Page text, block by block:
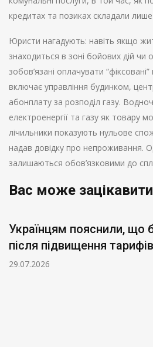
кредитах та позиках складали
Юристи нагадують: навіть якщо
знаходиться в зоні бойових дій чи
зобов’язані оплачувати
включає управління будинком,
абонплату за розподіл газу.
електроенергії та газу як товару
лічильники показують нульове
надав довідку про непроживання.
залишаються обов’язковими до
Вас може зацікавити
Українцям пояснили, що
після підвищення тарифів
29.07.2026